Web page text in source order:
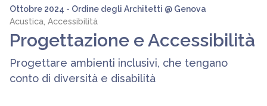
Ottobre 2024 - Ordine degli Architetti @ Genova
Acustica, Accessibilità
Progettazione e Accessibilità
Progettare ambienti inclusivi, che tengano
conto di diversità e disabilità